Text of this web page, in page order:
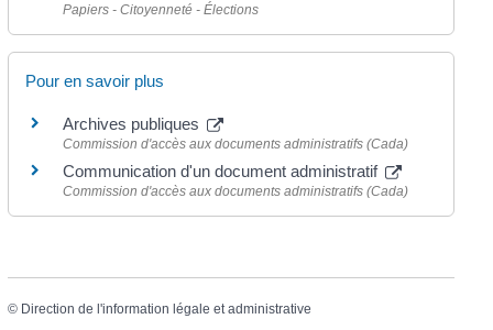
Papiers - Citoyenneté - Élections
Pour en savoir plus
Archives publiques
Commission d'accès aux documents administratifs (Cada)
Communication d'un document administratif
Commission d'accès aux documents administratifs (Cada)
© Direction de l'information légale et administrative